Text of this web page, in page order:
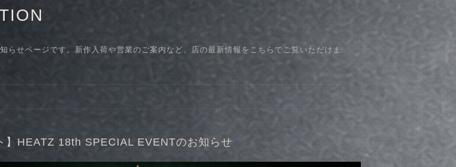
らせページです。新作入荷や営業のご案内など、店の最新情報をこちらでご覧いただけま
】HEATZ 18th SPECIAL EVENTのお知らせ